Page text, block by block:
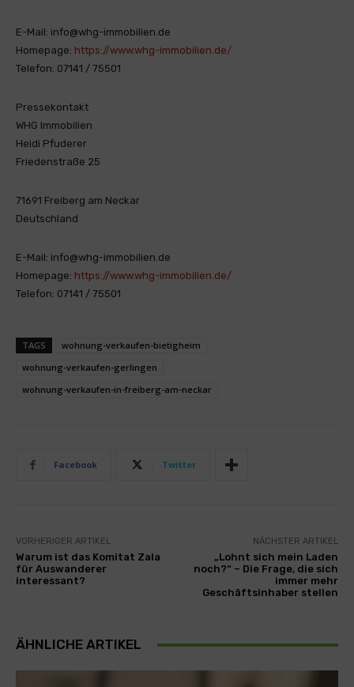
E-Mail: info@whg-immobilien.de
Homepage: https://www.whg-immobilien.de/
Telefon: 07141 / 75501
Pressekontakt
WHG Immobilien
Heidi Pfuderer
Friedenstraße 25
71691 Freiberg am Neckar
Deutschland
E-Mail: info@whg-immobilien.de
Homepage: https://www.whg-immobilien.de/
Telefon: 07141 / 75501
TAGS
wohnung-verkaufen-bietigheim
wohnung-verkaufen-gerlingen
wohnung-verkaufen-in-freiberg-am-neckar
Facebook Twitter
VORHERIGER ARTIKEL
Warum ist das Komitat Zala
für Auswanderer
interessant?
NÄCHSTER ARTIKEL
„Lohnt sich mein Laden
noch?“ – Die Frage, die sich
immer mehr
Geschäftsinhaber stellen
ÄHNLICHE ARTIKEL